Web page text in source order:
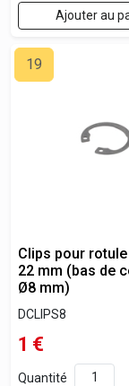
Ajouter au
19
Clips pour
22 mm (bas de
Ø8 mm)
DCLIPS8
1 €
Quantité